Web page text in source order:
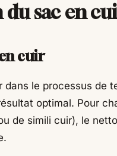
du sac en
cuir
dans le processus de
optimal. Pour
de simili cuir), le